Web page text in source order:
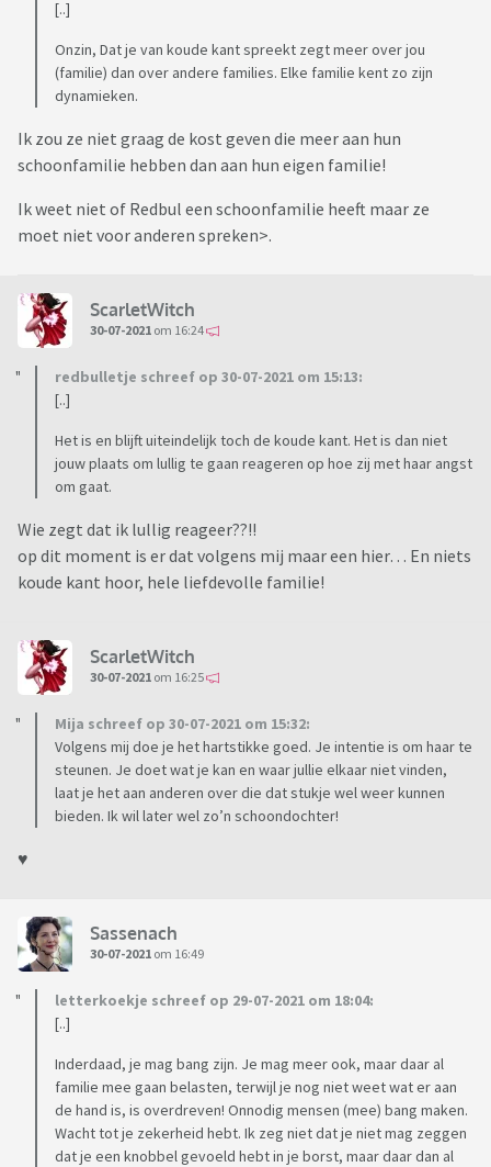
[..]
Onzin, Dat je van koude kant spreekt zegt meer over jou
(familie) dan over andere families. Elke familie kent zo zijn
dynamieken.
Ik zou ze niet graag de kost geven die meer aan hun
schoonfamilie hebben dan aan hun eigen familie!
Ik weet niet of Redbul een schoonfamilie heeft maar ze
moet niet voor anderen spreken>.
ScarletWitch
30-07-2021 om 16:24
redbulletje schreef op 30-07-2021 om 15:13:
[..]
Het is en blijft uiteindelijk toch de koude kant. Het is dan niet
jouw plaats om lullig te gaan reageren op hoe zij met haar angst
om gaat.
Wie zegt dat ik lullig reageer??!!
op dit moment is er dat volgens mij maar een hier… En niets
koude kant hoor, hele liefdevolle familie!
ScarletWitch
30-07-2021 om 16:25
Mija schreef op 30-07-2021 om 15:32:
Volgens mij doe je het hartstikke goed. Je intentie is om haar te
steunen. Je doet wat je kan en waar jullie elkaar niet vinden,
laat je het aan anderen over die dat stukje wel weer kunnen
bieden. Ik wil later wel zo’n schoondochter!
♥️
Sassenach
30-07-2021 om 16:49
letterkoekje schreef op 29-07-2021 om 18:04:
[..]
Inderdaad, je mag bang zijn. Je mag meer ook, maar daar al
familie mee gaan belasten, terwijl je nog niet weet wat er aan
de hand is, is overdreven! Onnodig mensen (mee) bang maken.
Wacht tot je zekerheid hebt. Ik zeg niet dat je niet mag zeggen
dat je een knobbel gevoeld hebt in je borst, maar daar dan al